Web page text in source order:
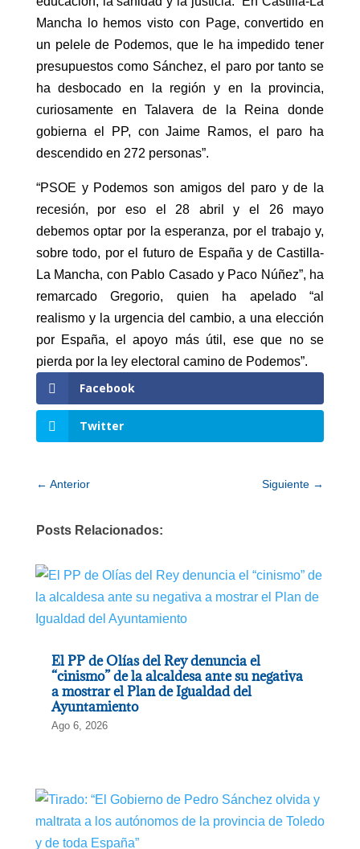
Mancha lo hemos visto con Page, convertido en
un pelele de Podemos, que le ha impedido tener
presupuestos como Sánchez, el paro por tanto se
ha desbocado en la región y en la provincia,
curiosamente en Talavera de la Reina donde
gobierna el PP, con Jaime Ramos, el paro ha
descendido en 272 personas”.
“PSOE y Podemos son amigos del paro y de la
recesión, por eso el 28 abril y el 26 mayo
debemos optar por la esperanza, por el trabajo y,
sobre todo, por el futuro de España y de Castilla-
La Mancha, con Pablo Casado y Paco Núñez”, ha
remarcado Gregorio, quien ha apelado “al
realismo y la urgencia del cambio, a una elección
por España, el apoyo más útil, ese que no se
pierda por la ley electoral camino de Podemos”.
Facebook
Twitter
← Anterior Siguiente →
Posts Relacionados:
El PP de Olías del Rey denuncia el
“cinismo” de la alcaldesa ante su negativa
a mostrar el Plan de Igualdad del
Ayuntamiento
Ago 6, 2026